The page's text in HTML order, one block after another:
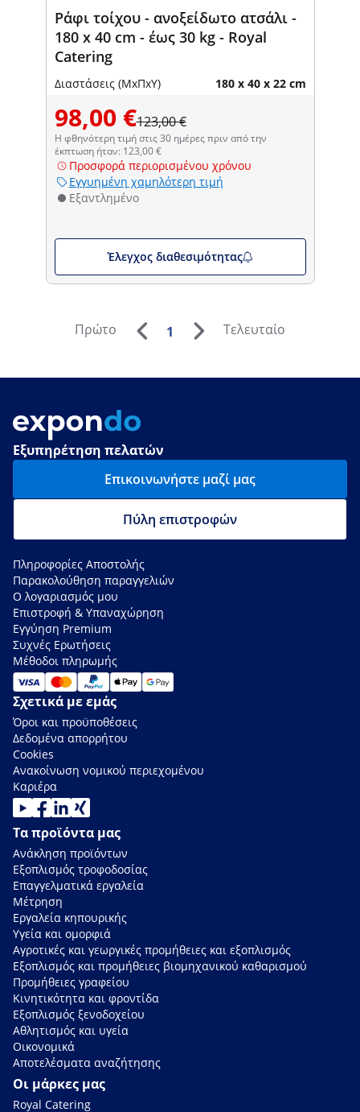
Ράφι τοίχου - ανοξείδωτο ατσάλι -
180 x 40 cm - έως 30 kg - Royal
Catering
Διαστάσεις (ΜxΠxΥ) 180 x 40 x 22 cm
98,00 €123,00 €
Η φθηνότερη τιμή στις 30 ημέρες πριν από την
έκπτωση ήταν: 123,00 €
Προσφορά περιορισμένου χρόνου
Εγγυημένη χαμηλότερη τιμή
Εξαντλημένο
Έλεγχος διαθεσιμότητας
Πρώτο 1 Τελευταίο
Εξυπηρέτηση πελατών
Επικοινωνήστε μαζί μας
Πύλη επιστροφών
Πληροφορίες Αποστολής
Παρακολούθηση παραγγελιών
Ο λογαριασμός μου
Επιστροφή & Υπαναχώρηση
Εγγύηση Premium
Συχνές Ερωτήσεις
Μέθοδοι πληρωμής
Σχετικά με εμάς
Όροι και προϋποθέσεις
Δεδομένα απορρήτου
Cookies
Ανακοίνωση νομικού περιεχομένου
Καριέρα
Τα προϊόντα μας
Ανάκληση προϊόντων
Εξοπλισμός τροφοδοσίας
Επαγγελματικά εργαλεία
Μέτρηση
Εργαλεία κηπουρικής
Υγεία και ομορφιά
Αγροτικές και γεωργικές προμήθειες και εξοπλισμός
Εξοπλισμός και προμήθειες βιομηχανικού καθαρισμού
Προμήθειες γραφείου
Κινητικότητα και φροντίδα
Εξοπλισμός ξενοδοχείου
Αθλητισμός και υγεία
Οικονομικά
Αποτελέσματα αναζήτησης
Οι μάρκες μας
Royal Catering